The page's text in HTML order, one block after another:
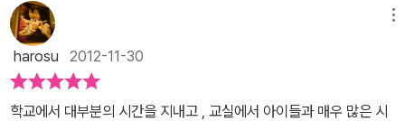
harosu 2012-11-30
학교에서 대부분의 시간을 지내고 , 교실에서 아이들과 매우 많은 시